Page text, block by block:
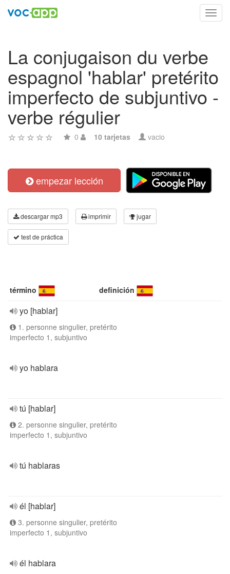
La conjugaison du verbe
espagnol 'hablar' pretérito
imperfecto de subjuntivo -
verbe régulier
0 10 tarjetas vacio
empezar lección
descargar mp3 imprimir jugar
test de práctica
término definición
yo [hablar]
1. personne singulier, pretérito
imperfecto 1, subjuntivo
yo hablara
tú [hablar]
2. personne singulier, pretérito
imperfecto 1, subjuntivo
tú hablaras
él [hablar]
3. personne singulier, pretérito
imperfecto 1, subjuntivo
él hablara